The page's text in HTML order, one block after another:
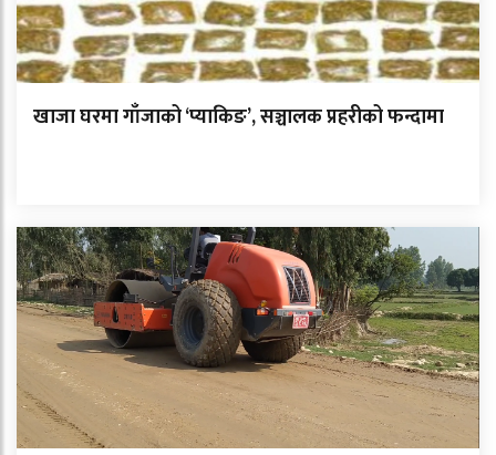
खाजा घरमा गाँजाको ‘प्याकिङ’, सञ्चालक प्रहरीको फन्दामा